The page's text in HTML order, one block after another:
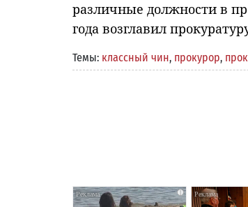
различные должности в
года возглавил
Темы: классный чин, прокурор,
i